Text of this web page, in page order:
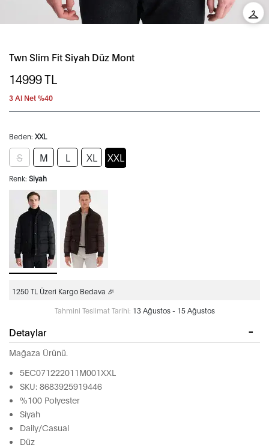
Twn Slim Fit Siyah Düz Mont
14999TL
3 Al Net %40
Beden: XXL
S M L XL XXL
Renk: Siyah
1250 TL Üzeri Kargo Bedava 🎉
Tahmini Teslimat Tarihi: 13 Ağustos - 15 Ağustos
Detaylar
Mağaza Ürünü.
5EC071222011M001XXL
SKU: 8683925919446
%100 Polyester
Siyah
Daily/Casual
Düz